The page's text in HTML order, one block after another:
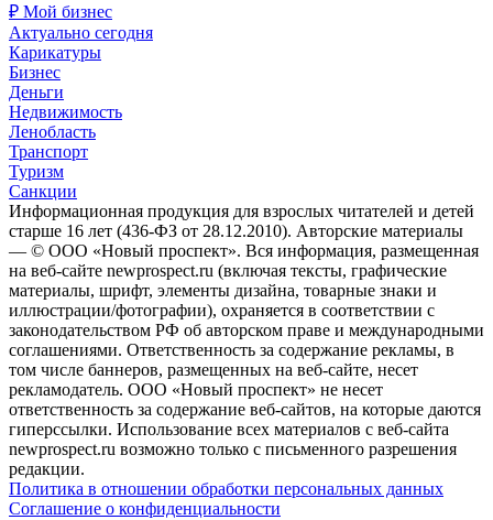
₽ Мой бизнес
Актуально сегодня
Карикатуры
Бизнес
Деньги
Недвижимость
Ленобласть
Транспорт
Туризм
Санкции
Информационная продукция для взрослых читателей и детей
старше 16 лет (436-ФЗ от 28.12.2010). Авторские материалы
— © ООО «Новый проспект». Вся информация, размещенная
на веб-сайте newprospect.ru (включая тексты, графические
материалы, шрифт, элементы дизайна, товарные знаки и
иллюстрации/фотографии), охраняется в соответствии с
законодательством РФ об авторском праве и международными
соглашениями. Ответственность за содержание рекламы, в
том числе баннеров, размещенных на веб-сайте, несет
рекламодатель. ООО «Новый проспект» не несет
ответственность за содержание веб-сайтов, на которые даются
гиперссылки. Использование всех материалов с веб-сайта
newprospect.ru возможно только с письменного разрешения
редакции.
Политика в отношении обработки персональных данных
Соглашение о конфиденциальности